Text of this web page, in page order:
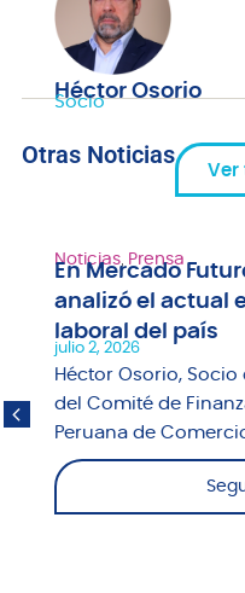
Héctor Osorio
Socio
Otras Noticias
Ver
Noticias, Prensa
En Mercado
analizó el actual
laboral del país
julio 2, 2026
Héctor Osorio, Socio
del Comité de
Peruana de